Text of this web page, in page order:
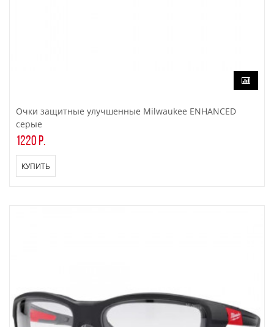
Очки защитные улучшенные Milwaukee ENHANCED
серые
1220 р.
КУПИТЬ